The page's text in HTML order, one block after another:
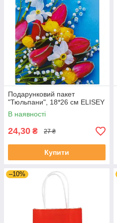
Подарунковий пакет
"Тюльпани", 18*26 см ELISEY
В наявності
24,30 ₴ 27 ₴
Купити
–10%